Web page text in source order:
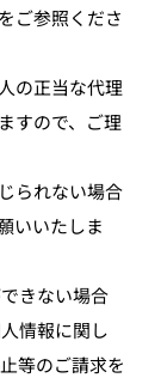
ご参照くださ
の正当な代理
すので、ご理
られない場合
いいたしま
きない場合
情報に関し
等のご請求を